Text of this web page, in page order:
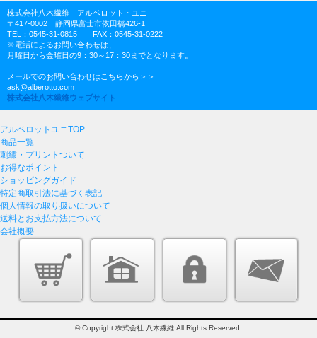
株式会社八木繊維 アルベロット・ユニ
〒417-0002 静岡県富士市依田橋426-1
TEL：0545-31-0815 FAX：0545-31-0222
※電話によるお問い合わせは、
月曜日から金曜日の9：30～17：30までとなります。
メールでのお問い合わせはこちらから＞＞
ask@alberotto.com
株式会社八木繊維ウェブサイト
アルベロットユニTOP
商品一覧
刺繍・プリントついて
お得なポイント
ショッピングガイド
特定商取引法に基づく表記
個人情報の取り扱いについて
送料とお支払方法について
会社概要
© Copyright 株式会社 八木繊維 All Rights Reserved.